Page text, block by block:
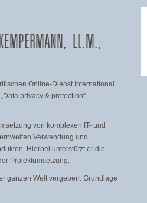
LL.M.,
Online-Dienst International
privacy & protection“
von komplexen IT- und
Verwendung und
Hierbei unterstützt er die
Projektumsetzung.
ganzen Welt vergeben. Grundlage